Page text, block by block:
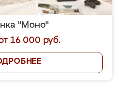
"Моно"
16 000 руб.